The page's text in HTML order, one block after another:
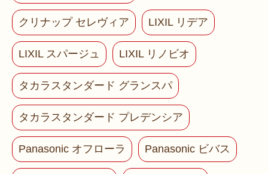
クリナップ セレヴィア LIXIL リデア
LIXIL スパージュ LIXIL リノビオ
タカラスタンダード グランスパ
タカラスタンダード プレデンシア
Panasonic オフローラ Panasonic ビバス